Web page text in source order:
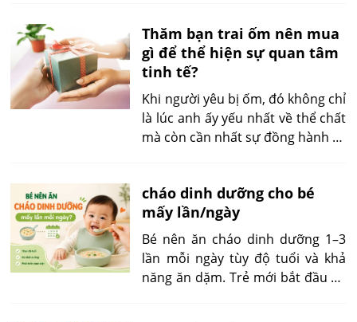
không đẹp. Trên thực tế, yếu tố di
truyền chỉ quyết định tiềm năng
màu sắc, còn việc cá có thể đạt
không lại phụ thuộc chủ yếu vào
cách chăm sóc của người nuôi.
chậm tăng trưởng mà còn ảnh
hưởng đến tỷ lệ sống của đàn cá.
Bài viết dưới đây sẽ giúp bạn hiểu
đúng – làm đúng.
Thăm bạn trai ốm nên mua
gì để thể hiện sự quan tâm
tinh tế?
Khi người yêu bị ốm, đó không chỉ
là lúc anh ấy yếu nhất về thể chất
mà còn cần nhất sự đồng hành về
một món quà, mà chính là cách
bạn thể hiện tình cảm và sự thấu
hiểu. Một lựa chọn tinh tế sẽ giúp
bạn ghi điểm trong mắt người ấy
một cách tự nhiên và sâu sắc.
cháo dinh dưỡng cho bé
mấy lần/ngày
Bé nên ăn cháo dinh dưỡng 1–3
lần mỗi ngày tùy độ tuổi và khả
năng ăn dặm. Trẻ mới bắt đầu ăn